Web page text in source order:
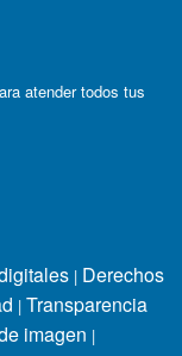
atender todos tus
| Derechos
| Transparencia
imagen |